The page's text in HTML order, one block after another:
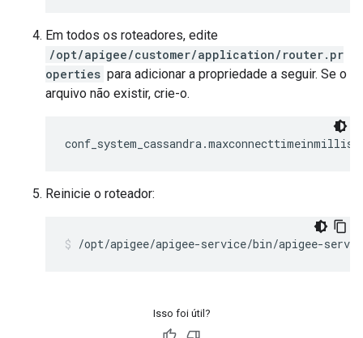
Em todos os roteadores, edite
/opt/apigee/customer/application/router.pr
operties para adicionar a propriedade a seguir. Se o
arquivo não existir, crie-o.
Reinicie o roteador:
/opt/apigee/apigee-service/bin/apigee-
Isso foi útil?